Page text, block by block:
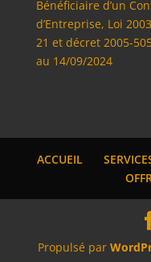
Bénéficiaire d’un
d’Entreprise, Loi
21 et décret 2005-
au 14/09/2024
ACCUEIL
Propulsé par